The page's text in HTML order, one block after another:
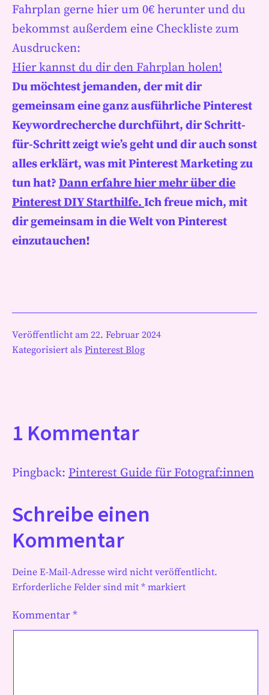
Fahrplan gerne hier um 0€ herunter und du
bekommst außerdem eine Checkliste zum
Ausdrucken:
Hier kannst du dir den Fahrplan holen!
Du möchtest jemanden, der mit dir
gemeinsam eine ganz ausführliche Pinterest
Keywordrecherche durchführt, dir Schritt-
für-Schritt zeigt wie’s geht und dir auch sonst
alles erklärt, was mit Pinterest Marketing zu
tun hat? Dann erfahre hier mehr über die
Pinterest DIY Starthilfe.Ich freue mich, mit
dir gemeinsam in die Welt von Pinterest
einzutauchen!
Veröffentlicht am 22. Februar 2024
Kategorisiert als Pinterest Blog
1 Kommentar
Pingback: Pinterest Guide für Fotograf:innen
Schreibe einen
Kommentar
Deine E-Mail-Adresse wird nicht veröffentlicht.
Erforderliche Felder sind mit * markiert
Kommentar*